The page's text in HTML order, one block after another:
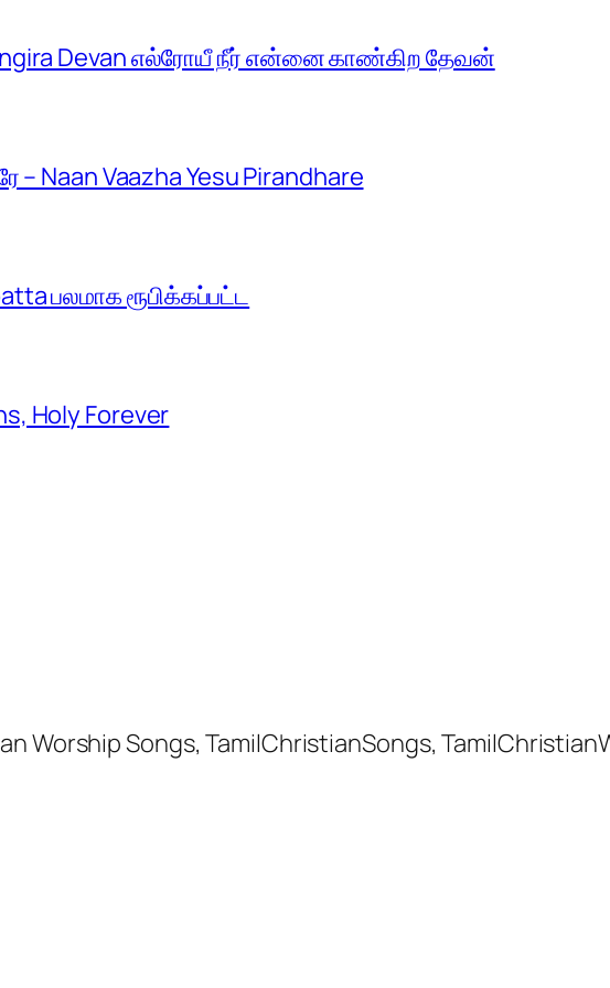
Devan எல்ரோயீ நீர் என்னை காண்கிற தேவன்
– Naan Vaazha Yesu Pirandhare
பலமாக ரூபிக்கப்பட்ட
Holy Forever
Worship Songs, TamilChristianSongs,